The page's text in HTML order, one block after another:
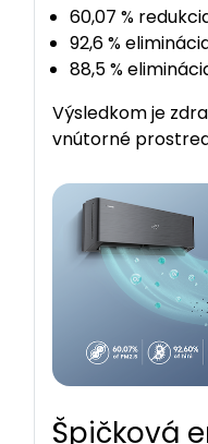
60,07 %
92,6 %
88,5 %
Výsledkom je
vnútorné
Špičková